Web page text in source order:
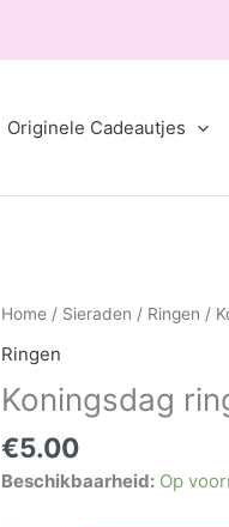
Originele Cadeautjes
Home/ Sieraden / Ringen /
Ringen
Koningsdag
€5.00
Beschikbaarheid: Op